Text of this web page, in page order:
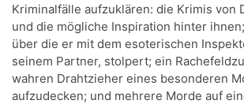
Kriminalfälle aufzuklären: die Krimis von
und die mögliche Inspiration hinter
über die er mit dem esoterischen
seinem Partner, stolpert; ein
wahren Drahtzieher eines besonderen
aufzudecken; und mehrere Morde auf